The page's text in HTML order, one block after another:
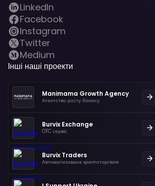
LinkedIn
Facebook
Instagram
Twitter
Medium
Інші наші проекти
Manimama Growth Agency
Агентство росту бізнесу
Burvix Exchange
OTC сервіс
Burvix Traders
Автоматизована криптоторгівля